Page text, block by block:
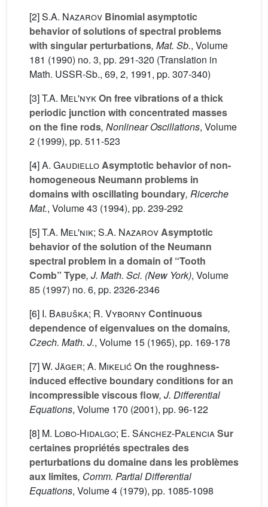
[2]S.A. Nazarov Binomial asymptotic
behavior of solutions of spectral problems
with singular perturbations, Mat. Sb., Volume
181 (1990) no. 3, pp. 291-320 (Translation in
Math. USSR-Sb., 69, 2, 1991, pp. 307-340)
[3]T.A. Mel'nykOn free vibrations of a thick
periodic junction with concentrated masses
on the fine rods, Nonlinear Oscillations, Volume
2 (1999), pp. 511-523
[4]A. GaudielloAsymptotic behavior of non-
homogeneous Neumann problems in
domains with oscillating boundary, Ricerche
Mat., Volume 43 (1994), pp. 239-292
[5]T.A. Mel'nik; S.A. NazarovAsymptotic
behavior of the solution of the Neumann
spectral problem in a domain of “Tooth
Comb” Type, J. Math. Sci. (New York), Volume
85 (1997) no. 6, pp. 2326-2346
[6] I. Babuška; R. VybornyContinuous
dependence of eigenvalues on the domains,
Czech. Math. J., Volume 15 (1965), pp. 169-178
[7]W. Jäger; A. MikelićOn the roughness-
induced effective boundary conditions for an
incompressible viscous flow, J. Differential
Equations, Volume 170 (2001), pp. 96-122
[8] M. Lobo-Hidalgo; E. Sánchez-PalenciaSur
certaines propriétés spectrales des
perturbations du domaine dans les problèmes
aux limites, Comm. Partial Differential
Equations, Volume 4 (1979), pp. 1085-1098